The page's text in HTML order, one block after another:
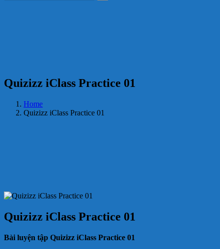
Quizizz iClass Practice 01
Home
Quizizz iClass Practice 01
Quizizz iClass Practice 01
Bài luyện tập Quizizz iClass Practice 01